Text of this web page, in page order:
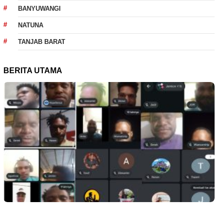
BANYUWANGI
NATUNA
TANJAB BARAT
BERITA UTAMA